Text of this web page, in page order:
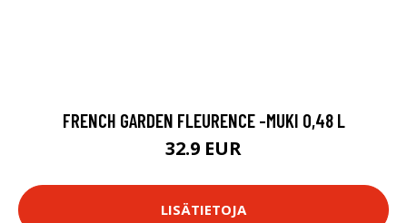
FRENCH GARDEN FLEURENCE -MUKI 0,48 L
32.9 EUR
LISÄTIETOJA